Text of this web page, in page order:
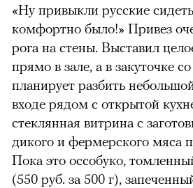
«Ну привыкли русские
комфортно было!» Привез
рога на стены. Выставил
прямо в зале, а в закуточке
планирует разбить
входе рядом с открытой
стеклянная витрина с
дикого и фермерского мяса
Пока это оссобуко,
(550 руб. за 500 г),